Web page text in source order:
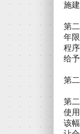
施
第
年
程
给
第
第
使
该